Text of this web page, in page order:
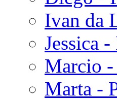
Ivan da
Jessica -
Marcio -
Marta -